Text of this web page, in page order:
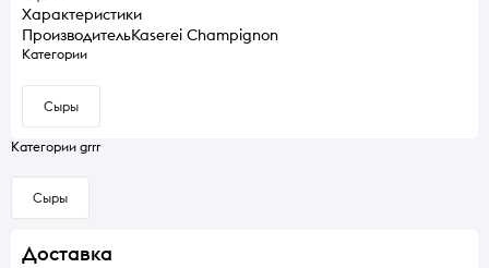
Характеристики
ПроизводительKaserei Champignon
Категории
Сыры
Категории grrr
Сыры
Доставка